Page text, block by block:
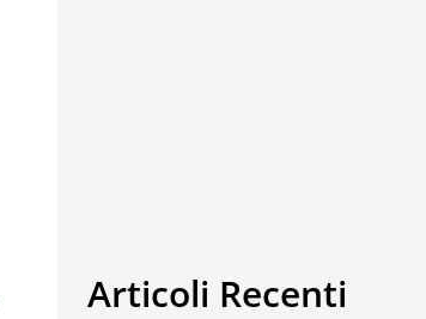
Articoli Recenti